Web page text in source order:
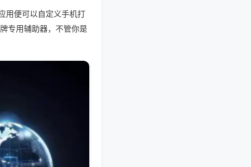
用便可以自定义手机打
专用辅助器，不管你是